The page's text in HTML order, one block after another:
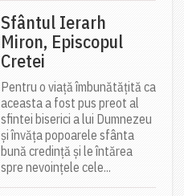
Sfântul Ierarh
Miron, Episcopul
Cretei
Pentru o viață îmbunătățită ca
aceasta a fost pus preot al
sfintei biserici a lui Dumnezeu
și învăța popoarele sfânta
bună credință și le întărea
spre nevoințele cele...